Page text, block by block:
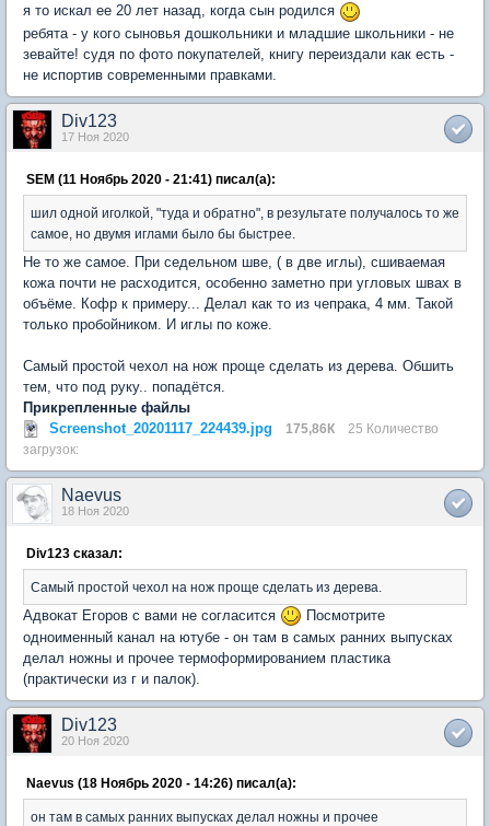
я то искал ее 20 лет назад, когда сын родился
ребята - у кого сыновья дошкольники и младшие школьники - не
зевайте! судя по фото покупателей, книгу переиздали как есть -
не испортив современными правками.
Div123
17 Ноя 2020
SEM (11 Ноябрь 2020 - 21:41) писал(а):
шил одной иголкой, "туда и обратно", в результате получалось то же
самое, но двумя иглами было бы быстрее.
Не то же самое. При седельном шве, ( в две иглы), сшиваемая
кожа почти не расходится, особенно заметно при угловых швах в
объёме. Кофр к примеру... Делал как то из чепрака, 4 мм. Такой
только пробойником. И иглы по коже.
Самый простой чехол на нож проще сделать из дерева. Обшить
тем, что под руку.. попадётся.
Прикрепленные файлы
Screenshot_20201117_224439.jpg
175,86К
25 Количество
загрузок:
Naevus
18 Ноя 2020
Div123 сказал:
Самый простой чехол на нож проще сделать из дерева.
Адвокат Егоров с вами не согласится
Посмотрите
одноименный канал на ютубе - он там в самых ранних выпусках
делал ножны и прочее термоформированием пластика
(практически из г и палок).
Div123
20 Ноя 2020
Naevus (18 Ноябрь 2020 - 14:26) писал(а):
он там в самых ранних выпусках делал ножны и прочее